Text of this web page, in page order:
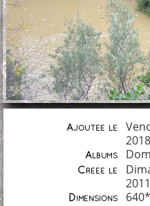
Ajoutée le
2018
Albums
Créée le
2011
Dimensions